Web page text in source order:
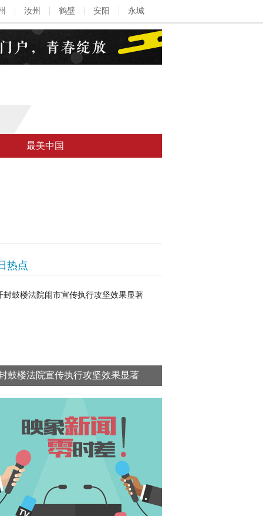
汝州 鹤壁 安阳 永城
最美中国
热点
鼓楼法院宣传执行攻坚效果显著